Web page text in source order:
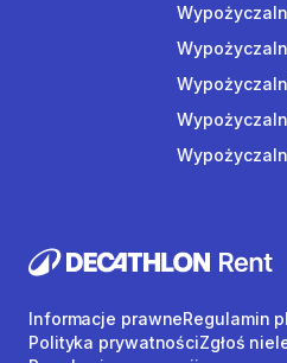
Informacje prawneRegulamin
Polityka prywatnościZgłoś